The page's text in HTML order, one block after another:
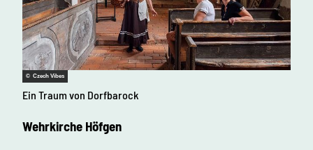
© Czech Vibes
Ein Traum von Dorfbarock
Wehrkirche Höfgen